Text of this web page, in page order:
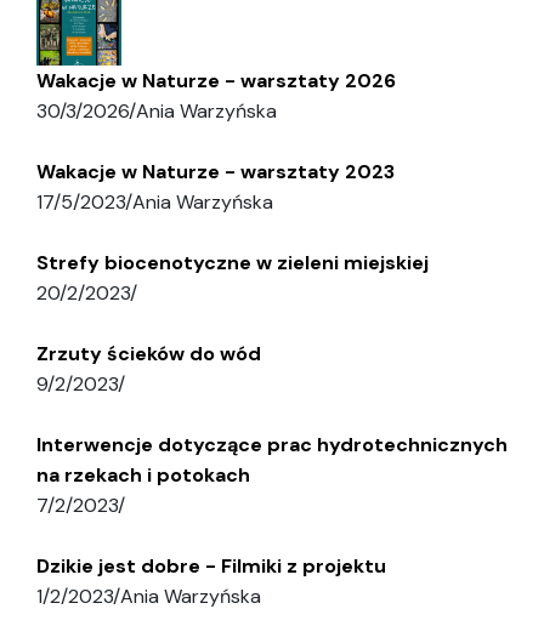
Wakacje w Naturze - warsztaty 2026
30/3/2026/Ania Warzyńska
Wakacje w Naturze - warsztaty 2023
17/5/2023/Ania Warzyńska
Strefy biocenotyczne w zieleni miejskiej
20/2/2023/
Zrzuty ścieków do wód
9/2/2023/
Interwencje dotyczące prac hydrotechnicznych
na rzekach i potokach
7/2/2023/
Dzikie jest dobre - Filmiki z projektu
1/2/2023/Ania Warzyńska